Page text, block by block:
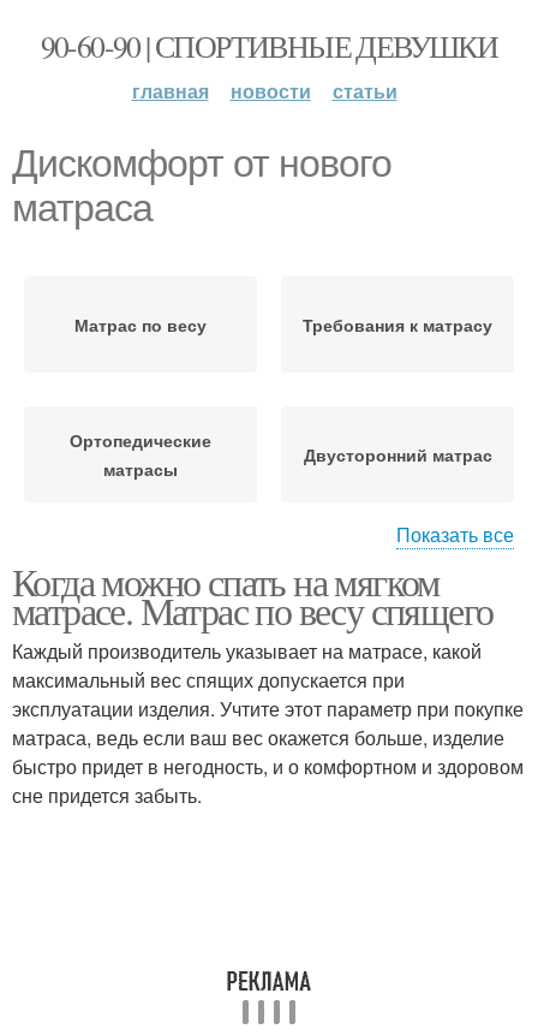
90-60-90 | СПОРТИВНЫЕ ДЕВУШКИ
главная новости статьи
Дискомфорт от нового
матраса
Матрас по весу Требования к матрасу
Ортопедические
матрасы
Двусторонний матрас
новорожденного
матрасов
Матрас для сна Пружинные матрасы
Показать все
Когда можно спать на мягком
матрасе. Матрас по весу спящего
Каждый производитель указывает на матрасе, какой
максимальный вес спящих допускается при
эксплуатации изделия. Учтите этот параметр при покупке
матраса, ведь если ваш вес окажется больше, изделие
быстро придет в негодность, и о комфортном и здоровом
сне придется забыть.